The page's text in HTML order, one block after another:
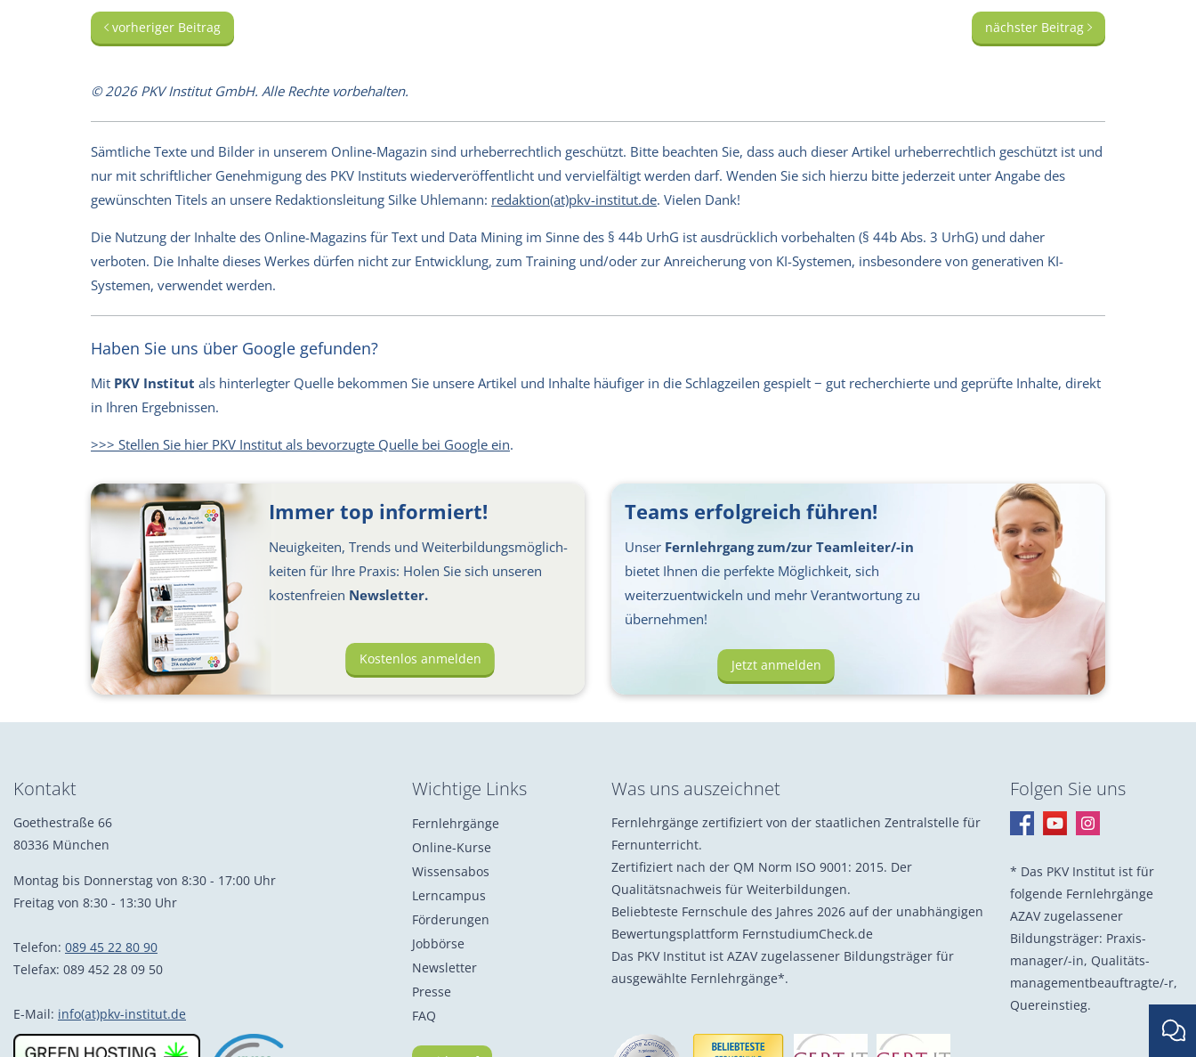
vorheriger Beitrag nächster Beitrag
© 2026 PKV Institut GmbH. Alle Rechte vorbehalten.
Sämtliche Texte und Bilder in unserem Online-Magazin sind urheberrechtlich geschützt. Bitte beachten Sie, dass auch dieser Artikel urheberrechtlich geschützt ist und
nur mit schriftlicher Genehmigung des PKV Instituts wiederveröffentlicht und vervielfältigt werden darf. Wenden Sie sich hierzu bitte jederzeit unter Angabe des
gewünschten Titels an unsere Redaktionsleitung Silke Uhlemann: redaktion(at)pkv-institut.de. Vielen Dank!
Die Nutzung der Inhalte des Online-Magazins für Text und Data Mining im Sinne des § 44b UrhG ist ausdrücklich vorbehalten (§ 44b Abs. 3 UrhG) und daher
verboten. Die Inhalte dieses Werkes dürfen nicht zur Entwicklung, zum Training und/oder zur Anreicherung von KI-Systemen, insbesondere von generativen KI-
Systemen, verwendet werden.
Haben Sie uns über Google gefunden?
Mit PKV Institut als hinterlegter Quelle bekommen Sie unsere Artikel und Inhalte häufiger in die Schlagzeilen gespielt − gut recherchierte und geprüfte Inhalte, direkt
in Ihren Ergebnissen.
>>> Stellen Sie hier PKV Institut als bevorzugte Quelle bei Google ein.
Immer top informiert!
Neuigkeiten, Trends und Weiter­bil­dungs­möglich­
keiten für Ihre Praxis: Holen Sie sich unseren
kosten­freien Newsletter.
Kostenlos anmelden
Teams erfolgreich führen!
Unser Fernlehrgang zum/zur Teamleiter/-in
bietet Ihnen die perfekte Möglichkeit, sich
weiterzuentwickeln und mehr Verantwortung zu
übernehmen!
Jetzt anmelden
Kontakt
Goethestraße 66
80336 München
Montag bis Donnerstag von 8:30 - 17:00 Uhr
Freitag von 8:30 - 13:30 Uhr
Telefon: 089 45 22 80 90
Telefax: 089 452 28 09 50
E-Mail: info(at)pkv-institut.de
Wichtige Links
Fernlehrgänge
Online-Kurse
Wissensabos
Lerncampus
Förderungen
Jobbörse
Newsletter
Presse
FAQ
Was uns auszeichnet
Fernlehrgänge zertifiziert von der staatlichen Zentralstelle für
Fernunterricht.
Zertifiziert nach der QM Norm ISO 9001: 2015. Der
Qualitätsnachweis für Weiterbildungen.
Beliebteste Fernschule des Jahres 2026 auf der unabhängigen
Bewertungsplattform FernstudiumCheck.de
Das PKV Institut ist AZAV zugelassener Bildungsträger für
ausgewählte Fernlehrgänge*.
Folgen Sie uns
* Das PKV Institut ist für
folgende Fernlehrgänge
AZAV zugelassener
Bildungsträger: Praxis­
manager/-in, Quali­täts­
management­beauf­tragte/-r,
Quer­einstieg.